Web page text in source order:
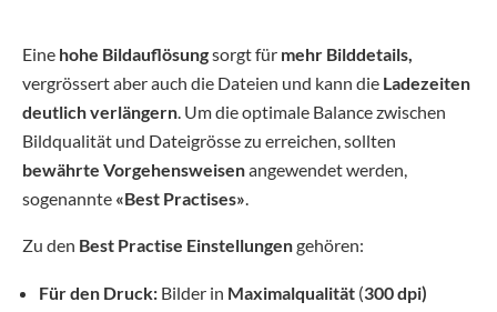
Eine hohe Bildauflösungsorgt für mehr Bilddetails,
vergrössert aber auch die Dateien und kann die Ladezeiten
deutlich verlängern. Um die optimale Balance zwischen
Bildqualität und Dateigrösse zu erreichen, sollten
bewährte Vorgehensweisenangewendet werden,
sogenannte «Best Practises».
Zu den Best Practise Einstellungengehören:
Für den Druck: Bilder in Maximalqualität (300 dpi)